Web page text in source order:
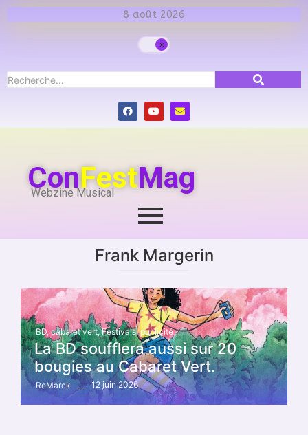
8 août 2026
ConFestMag
Webzine Musical
Frank Margerin
BD, cabaret vert, Festivals, publicité
La BD soufflera aussi sur 20
bougies au Cabaret Vert.
ReMarck 12 juin 2026